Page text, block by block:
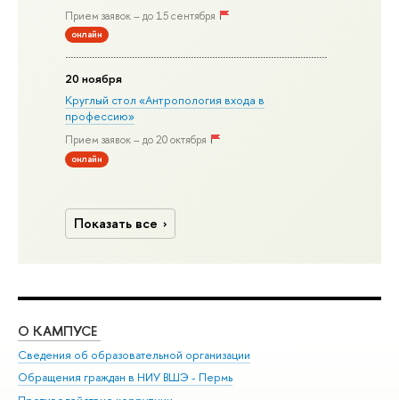
Прием заявок – до 15 сентября
онлайн
20 ноября
Круглый стол «Антропология входа в
профессию»
Прием заявок – до 20 октября
онлайн
Показать все
О КАМПУСЕ
Сведения об образовательной организации
Обращения граждан в НИУ ВШЭ - Пермь